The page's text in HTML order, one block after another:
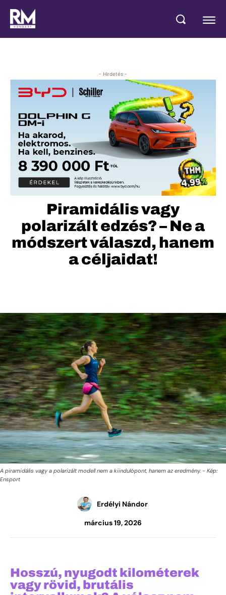
- Hirdetés -
Piramidális vagy
polarizált edzés? – Ne a
módszert válaszd, hanem
a céljaidat!
A piramidális vagy a polarizált modell nem a kiindulópont, hanem az eredmény. - Kép:
Ensport
Erdélyi Nándor
március 19, 2026
Hosszú, nyugodt kilométerek
vagy rövid, brutális